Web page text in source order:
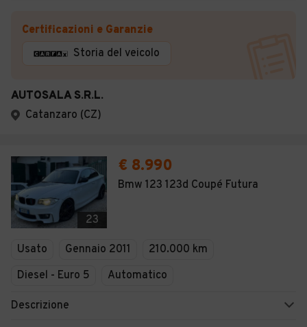
Certificazioni e Garanzie
Storia del veicolo
AUTOSALA S.R.L.
Catanzaro (CZ)
23
€ 8.990
Bmw 123 123d Coupé Futura
Usato Gennaio 2011
210.000 km
Diesel - Euro 5
Automatico
Descrizione